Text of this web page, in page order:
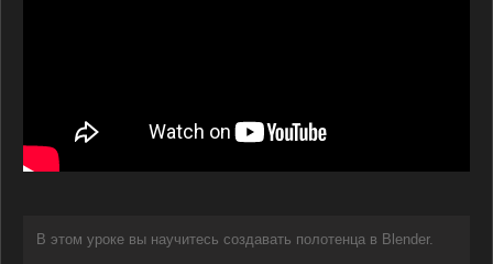
В этом уроке вы научитесь создавать полотенца в Blender.